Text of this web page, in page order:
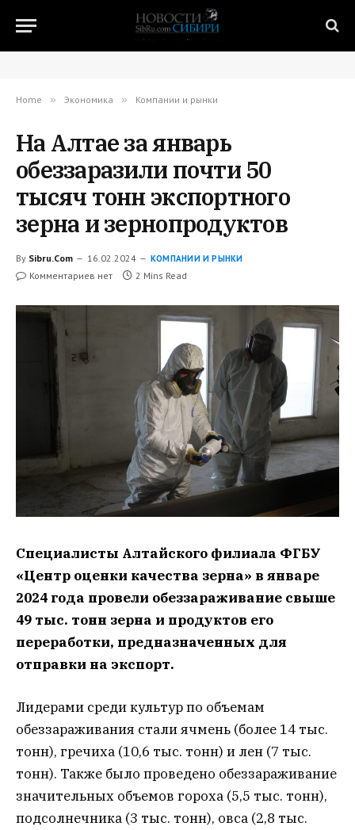
Home » Экономика » Компании и рынки
На Алтае за январь
обеззаразили почти 50
тысяч тонн экспортного
зерна и зернопродуктов
By Sibru.Com 16.02.2024 КОМПАНИИ И РЫНКИ
Комментариев нет 2 Mins Read
Специалисты Алтайского филиала ФГБУ
«Центр оценки качества зерна» в январе
2024 года провели обеззараживание свыше
49 тыс. тонн зерна и продуктов его
переработки, предназначенных для
отправки на экспорт.
Лидерами среди культур по объемам
обеззараживания стали ячмень (более 14 тыс.
тонн), гречиха (10,6 тыс. тонн) и лен (7 тыс.
тонн). Также было проведено обеззараживание
значительных объемов гороха (5,5 тыс. тонн),
подсолнечника (3 тыс. тонн), овса (2,8 тыс.